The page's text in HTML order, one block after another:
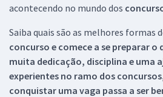
acontecendo no mundo dos
Saiba quais são as melhores formas
concurso e comece a se preparar o
muita dedicação, disciplina e uma
experientes no ramo dos
conquistar uma vaga passa a ser